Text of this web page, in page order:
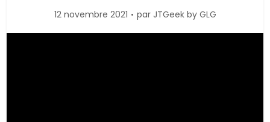
12 novembre 2021 par JTGeek by GLG